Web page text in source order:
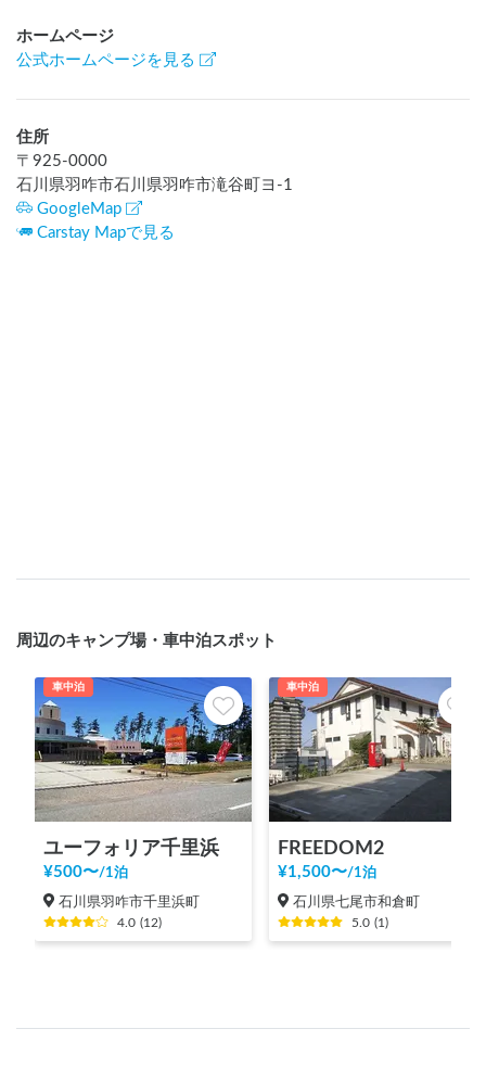
ホームページ
公式ホームページを見る
住所
〒 925-0000
石川県羽咋市石川県羽咋市滝谷町ヨ-1
GoogleMap
Carstay Mapで見る
周辺のキャンプ場・車中泊スポット
車中泊
ユーフォリア千里浜
¥500〜/1泊
石川県羽咋市千里浜町
4.0 (12)
車中泊
FREEDOM2
¥1,500〜/1泊
石川県七尾市和倉町
5.0 (1)